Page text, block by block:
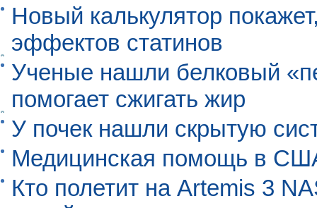
Новый калькулятор
эффектов статинов
Ученые нашли белковый
помогает сжигать жир
У почек нашли скрытую
Медицинская помощь в
Кто полетит на Artemis 3